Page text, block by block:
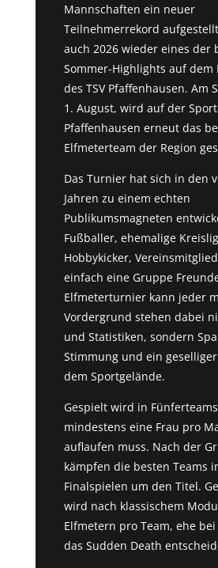
Mannschaften ein neuer
Teilnehmerrekord
auch 2026 wieder eines der
Sommer-Highlights auf dem
des TSV Pfaffenhausen. Am
1. August, wird auf der
Pfaffenhausen erneut das
Elfmeterteam der Region
Das Turnier hat sich in den
Jahren zu einem echten
Publikumsmagneten
Fußballer, ehemalige
Hobbykicker,
einfach eine Gruppe
Elfmeterturnier kann jeder
Vordergrund stehen dabei
und Statistiken, sondern
Stimmung und ein
dem Sportgelände.
Gespielt wird in
mindestens eine Frau pro
auflaufen muss. Nach der
kämpfen die besten Teams
Finalspielen um den Titel.
wird nach klassischem
Elfmetern pro Team, ehe
das Sudden Death